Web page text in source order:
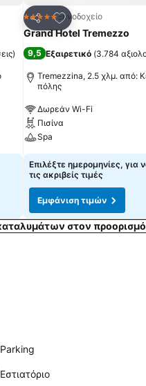
)
Κοινοποίηση
Προσθήκη στα
5 ΑστέριαΞενοδοχείο
Grand Hotel Tremezzo
9,5 Εξαιρετικό (3.784
Tremezzina, 2.5 χλμ. από:
πόλης
Δωρεάν Wi-Fi
Πισίνα
Spa
Επιλέξτε ημερομηνίες, για
τις ακριβείς τιμές
Εμφάνιση τιμών
στον
Parking
Εστιατόριο